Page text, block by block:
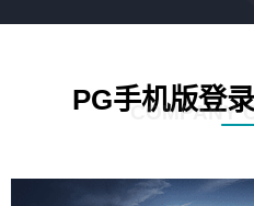
PG手机版登
COMPANY